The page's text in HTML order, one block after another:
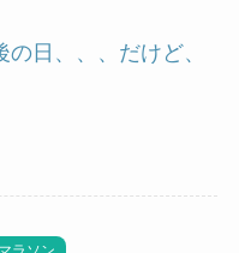
日、、、だけど、